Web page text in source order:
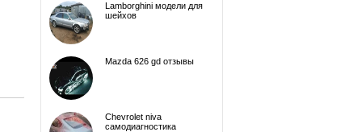
Lamborghini модели для
шейхов
Mazda 626 gd отзывы
Chevrolet niva
самодиагностика